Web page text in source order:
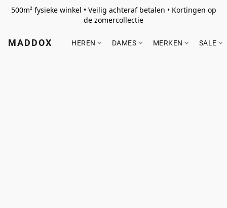
500m² fysieke winkel • Veilig achteraf betalen • Kortingen op
de zomercollectie
MADDOX HEREN DAMES MERKEN SALE